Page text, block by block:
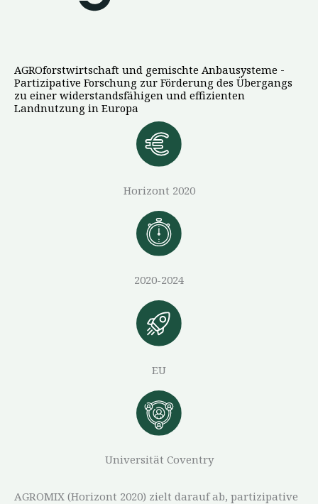
AGROforstwirtschaft und gemischte Anbausysteme -
Partizipative Forschung zur Förderung des Übergangs
zu einer widerstandsfähigen und effizienten
Landnutzung in Europa
Horizont 2020
2020-2024
EU
Universität Coventry
AGROMIX (Horizont 2020) zielt darauf ab, partizipative